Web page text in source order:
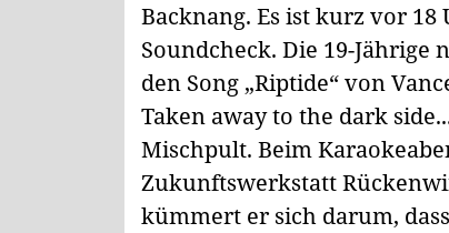
Backnang. Es ist kurz vor 18
Soundcheck. Die 19-
den Song „Riptide“ von
Taken away to the dark
Mischpult. Beim
Zukunftswerkstatt
kümmert er sich darum,